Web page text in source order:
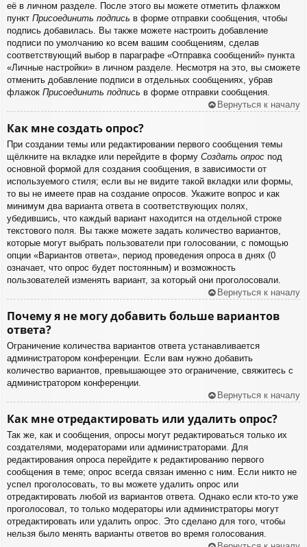
её в личном разделе. После этого вы можете отметить флажком
пункт Присоединить подпись в форме отправки сообщения, чтобы
подпись добавилась. Вы также можете настроить добавление
подписи по умолчанию ко всем вашим сообщениям, сделав
соответствующий выбор в параграфе «Отправка сообщений» пункта
«Личные настройки» в личном разделе. Несмотря на это, вы сможете
отменить добавление подписи в отдельных сообщениях, убрав
флажок Присоединить подпись в форме отправки сообщения.
Вернуться к началу
Как мне создать опрос?
При создании темы или редактировании первого сообщения темы
щёлкните на вкладке или перейдите в форму Создать опрос под
основной формой для создания сообщения, в зависимости от
используемого стиля; если вы не видите такой вкладки или формы,
то вы не имеете прав на создание опросов. Укажите вопрос и как
минимум два варианта ответа в соответствующих полях,
убедившись, что каждый вариант находится на отдельной строке
текстового поля. Вы также можете задать количество вариантов,
которые могут выбрать пользователи при голосовании, с помощью
опции «Вариантов ответа», период проведения опроса в днях (0
означает, что опрос будет постоянным) и возможность
пользователей изменять вариант, за который они проголосовали.
Вернуться к началу
Почему я не могу добавить больше вариантов
ответа?
Ограничение количества вариантов ответа устанавливается
администратором конференции. Если вам нужно добавить
количество вариантов, превышающее это ограничение, свяжитесь с
администратором конференции.
Вернуться к началу
Как мне отредактировать или удалить опрос?
Так же, как и сообщения, опросы могут редактироваться только их
создателями, модераторами или администраторами. Для
редактирования опроса перейдите к редактированию первого
сообщения в теме; опрос всегда связан именно с ним. Если никто не
успел проголосовать, то вы можете удалить опрос или
отредактировать любой из вариантов ответа. Однако если кто-то уже
проголосовал, то только модераторы или администраторы могут
отредактировать или удалить опрос. Это сделано для того, чтобы
нельзя было менять варианты ответов во время голосования.